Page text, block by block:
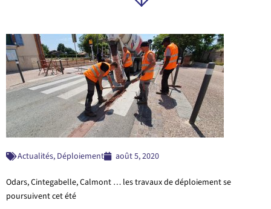
Actualités, Déploiement août 5, 2020
Odars, Cintegabelle, Calmont … les travaux de déploiementse
poursuivent cet été